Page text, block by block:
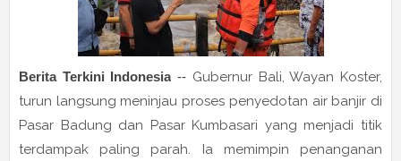
Berita Terkini Indonesia -- Gubernur Bali, Wayan Koster,
turun langsung meninjau proses penyedotan air banjir di
Pasar Badung dan Pasar Kumbasari yang menjadi titik
terdampak paling parah. Ia memimpin penanganan